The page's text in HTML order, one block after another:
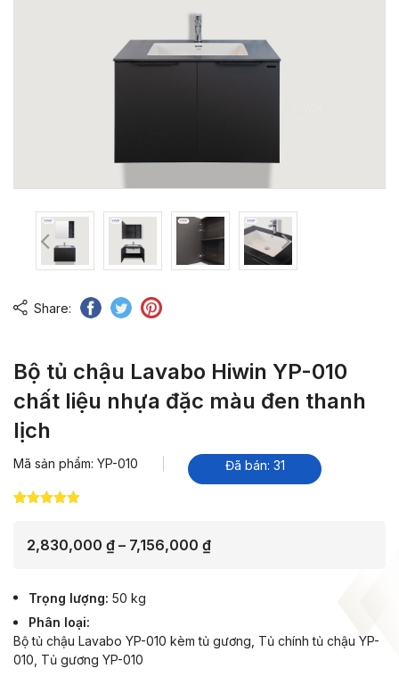
Share:
Bộ tủ chậu Lavabo Hiwin YP-010
chất liệu nhựa đặc màu đen thanh
lịch
Mã sản phẩm: YP-010 Đã bán: 31
đánh giá
2,830,000 ₫ – 7,156,000 ₫Khoảng
7,156,000 ₫
Trọng lượng 50 kg
Phân loại
Bộ tủ chậu Lavabo YP-010 kèm tủ gương, Tủ chính tủ chậu YP-
010, Tủ gương YP-010